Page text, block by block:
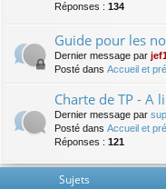
Réponses : 134
Guide pour les
Dernier message par
Posté dans Accueil et
Charte de TP - A
Dernier message par
Posté dans Accueil et
Réponses : 121
Sujets